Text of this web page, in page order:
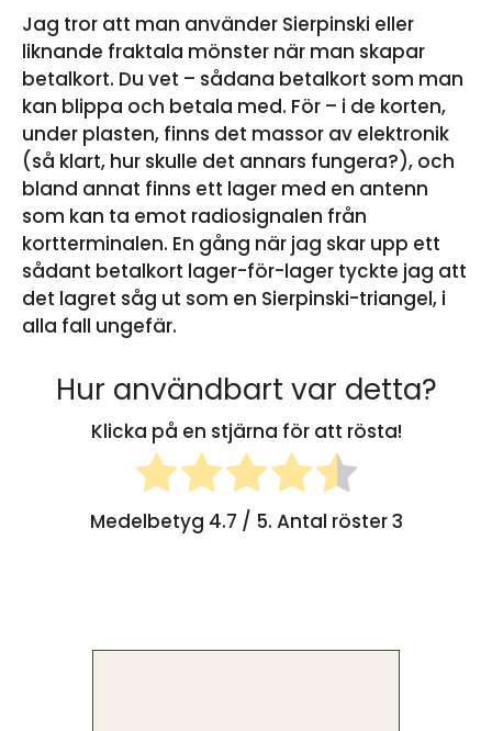
Jag tror att man använder Sierpinski eller
liknande fraktala mönster när man skapar
betalkort. Du vet – sådana betalkort som man
kan blippa och betala med. För – i de korten,
under plasten, finns det massor av elektronik
(så klart, hur skulle det annars fungera?), och
bland annat finns ett lager med en antenn
som kan ta emot radiosignalen från
kortterminalen. En gång när jag skar upp ett
sådant betalkort lager-för-lager tyckte jag att
det lagret såg ut som en Sierpinski-triangel, i
alla fall ungefär.
Hur användbart var detta?
Klicka på en stjärna för att rösta!
Medelbetyg 4.7 / 5. Antal röster3